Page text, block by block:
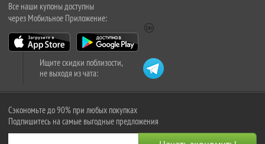
Все наши купоны доступны
через Мобильное Приложение:
Ищите скидки поблизости,
не выходя из чата:
Сэкономьте до 90% при любых покупках
Подпишитесь на самые выгодные предложения